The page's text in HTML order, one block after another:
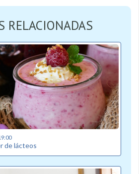
RELACIONADAS
de lácteos